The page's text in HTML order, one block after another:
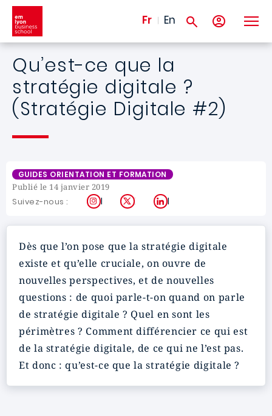
Aller au contenu principal
Fr En
Qu’est-ce que la
stratégie digitale ?
(Stratégie Digitale #2)
GUIDES ORIENTATION ET FORMATION
Publié le 14 janvier 2019
Suivez-nous : Instagram
X LinkedIn
Dès que l’on pose que la stratégie digitale
existe et qu’elle cruciale, on ouvre de
nouvelles perspectives, et de nouvelles
questions : de quoi parle-t-on quand on parle
de stratégie digitale ? Quel en sont les
périmètres ? Comment différencier ce qui est
de la stratégie digitale, de ce qui ne l’est pas.
Et donc : qu’est-ce que la stratégie digitale ?